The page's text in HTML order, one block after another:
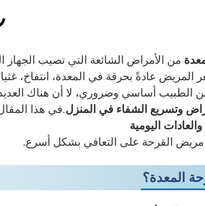
من الأمراض الشائعة التي تصيب الجهاز
المريض عادةً بحرقة في المعدة، انتفاخ،
الطبيب أساسي وضروري، لا أن هناك
وتسريع الشفاء في المنزل.في هذا
اليومية
مريض القرحة على التعافي بشكل أسرع.
المعدة؟